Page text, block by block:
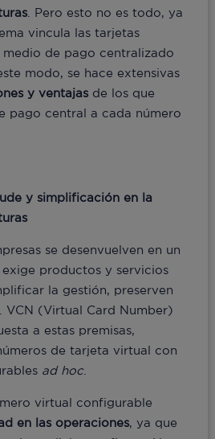
. Pero esto no es todo, ya
vincula las tarjetas
de pago centralizado
modo, se hace extensivas
y ventajas de los que
pago central a cada número
y simplificación en la
se desenvuelven en un
productos y servicios
la gestión, preserven
VCN (Virtual Card Number)
a estas premisas,
de tarjeta virtual con
ad hoc.
virtual configurable
en las operaciones, ya que